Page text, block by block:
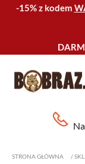
-15% z kodem
STRONA GŁÓWNA /